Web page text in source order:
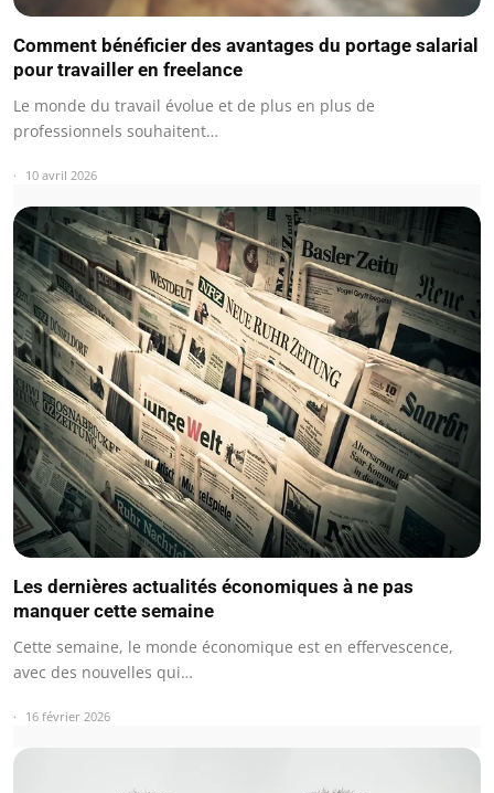
Comment bénéficier des avantages du portage salarial
pour travailler en freelance
Le monde du travail évolue et de plus en plus de
professionnels souhaitent…
10 avril 2026
Les dernières actualités économiques à ne pas
manquer cette semaine
Cette semaine, le monde économique est en effervescence,
avec des nouvelles qui…
16 février 2026